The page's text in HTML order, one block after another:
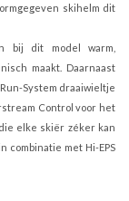
skihelm dit
bij dit model warm,
maakt. Daarnaast
System draaiwieltje
Control voor het
elke skiër zéker kan
combinatie met Hi-EPS